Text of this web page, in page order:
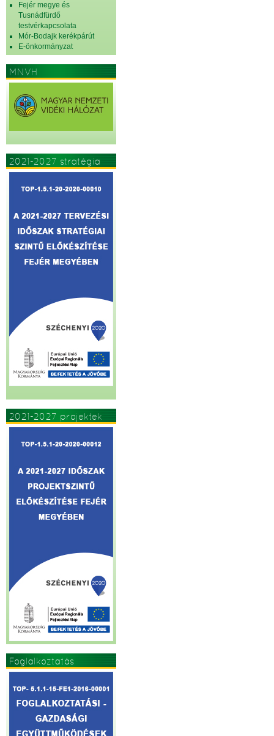
Fejér megye és
Tusnádfürdő
testvérkapcsolata
Mór-Bodajk kerékpárút
E-önkormányzat
MNVH
2021-2027 stratégia
2021-2027 projektek
Foglalkoztatás